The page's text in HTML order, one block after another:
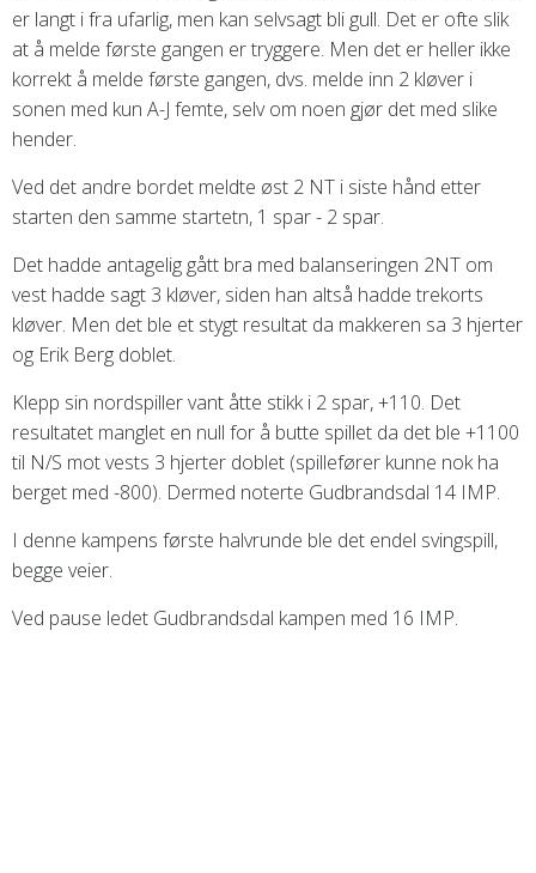
er langt i fra ufarlig, men kan selvsagt bli gull. Det er ofte slik
at å melde første gangen er tryggere. Men det er heller ikke
korrekt å melde første gangen, dvs. melde inn 2 kløver i
sonen med kun A-J femte, selv om noen gjør det med slike
hender.
Ved det andre bordet meldte øst 2 NT i siste hånd etter
starten den samme startetn, 1 spar - 2 spar.
Det hadde antagelig gått bra med balanseringen 2NT om
vest hadde sagt 3 kløver, siden han altså hadde trekorts
kløver. Men det ble et stygt resultat da makkeren sa 3 hjerter
og Erik Berg doblet.
Klepp sin nordspiller vant åtte stikk i 2 spar, +110. Det
resultatet manglet en null for å butte spillet da det ble +1100
til N/S mot vests 3 hjerter doblet (spillefører kunne nok ha
berget med -800). Dermed noterte Gudbrandsdal 14 IMP.
I denne kampens første halvrunde ble det endel svingspill,
begge veier.
Ved pause ledet Gudbrandsdal kampen med 16 IMP.